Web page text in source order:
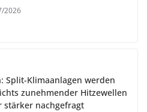
2026
Split-Klimaanlagen werden
zunehmender Hitzewellen
stärker nachgefragt